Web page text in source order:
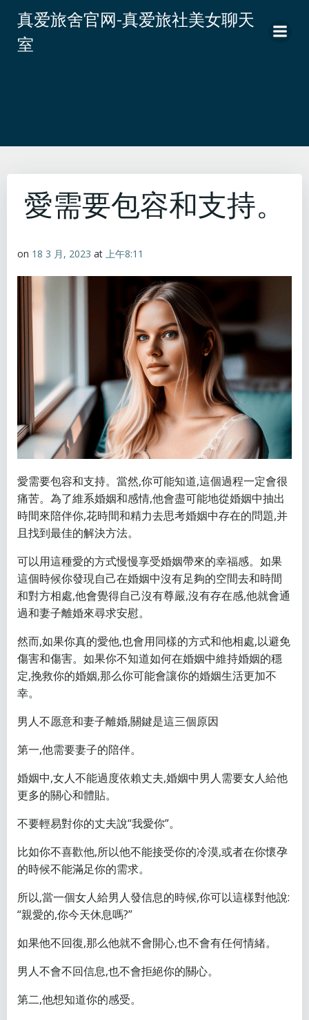
转
真爱旅舍官网-真爱旅社美女聊天
室
愛需要包容和支持。
on 18 3 月, 2023 at 上午8:11
愛需要包容和支持。當然,你可能知道,這個過程一定會很
痛苦。為了維系婚姻和感情,他會盡可能地從婚姻中抽出
時間來陪伴你,花時間和精力去思考婚姻中存在的問題,并
且找到最佳的解決方法。
可以用這種愛的方式慢慢享受婚姻帶來的幸福感。如果
這個時候你發現自己在婚姻中沒有足夠的空間去和時間
和對方相處,他會覺得自己沒有尊嚴,沒有存在感,他就會通
過和妻子離婚來尋求安慰。
然而,如果你真的愛他,也會用同樣的方式和他相處,以避免
傷害和傷害。如果你不知道如何在婚姻中維持婚姻的穩
定,挽救你的婚姻,那么你可能會讓你的婚姻生活更加不
幸。
男人不愿意和妻子離婚,關鍵是這三個原因
第一,他需要妻子的陪伴。
婚姻中,女人不能過度依賴丈夫,婚姻中男人需要女人給他
更多的關心和體貼。
不要輕易對你的丈夫說“我愛你”。
比如你不喜歡他,所以他不能接受你的冷漠,或者在你懷孕
的時候不能滿足你的需求。
所以,當一個女人給男人發信息的時候,你可以這樣對他說:
“親愛的,你今天休息嗎?”
如果他不回復,那么他就不會開心,也不會有任何情緒。
男人不會不回信息,也不會拒絕你的關心。
第二,他想知道你的感受。